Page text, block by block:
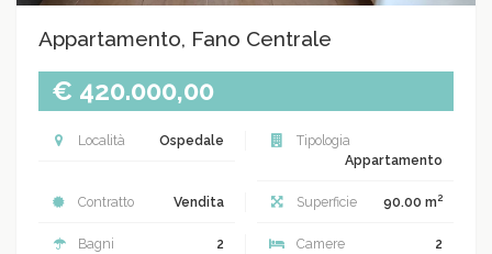
Appartamento, Fano Centrale
€ 420.000,00
Località Ospedale
Tipologia
Appartamento
Contratto Vendita Superficie 90.00 m2
Bagni 2 Camere 2